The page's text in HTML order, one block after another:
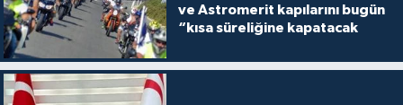
ve Astromerit kapılarını bugün
“kısa süreliğine kapatacak